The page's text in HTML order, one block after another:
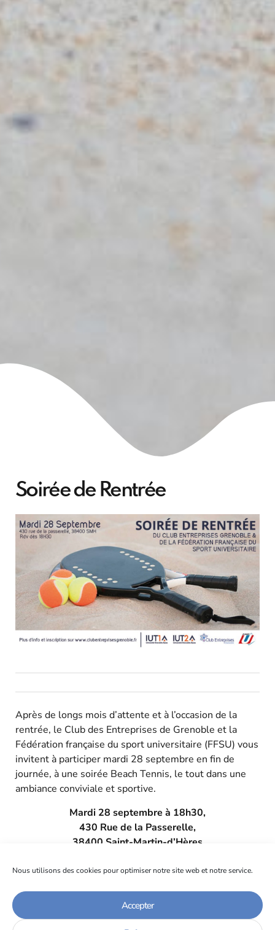
Nous utilisons des cookies pour optimiser notre site web et notre service.
Accepter
Soirée de Rentrée
Après de longs mois d’attente et à l’occasion de la
rentrée, le Club des Entreprises de Grenoble et la
Fédération française du sport universitaire (FFSU) vous
invitent à participer mardi 28 septembre en fin de
journée, à une soirée Beach Tennis, le tout dans une
ambiance conviviale et sportive.
Mardi 28 septembre à 18h30,
430 Rue de la Passerelle,
38400 Saint-Martin-d’Hères
Au programme, tournoi de Beach Tennis, temps de
poursuivra autour d’un apéritif dinatoire.
Dans l’attente du plaisir de vous revoir en présentiel,